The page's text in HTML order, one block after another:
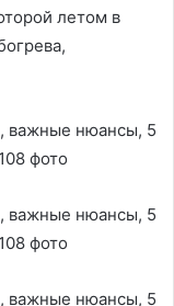
летом в